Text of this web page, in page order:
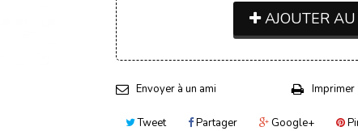
AJOUTER
Envoyer à un ami Imprimer
Tweet Partager Google+